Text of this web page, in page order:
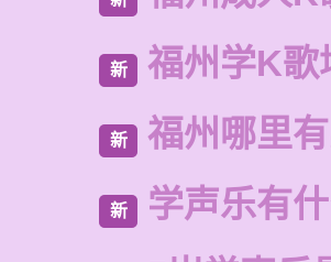
新 福州学K歌
新 福州哪里
新 学声乐有